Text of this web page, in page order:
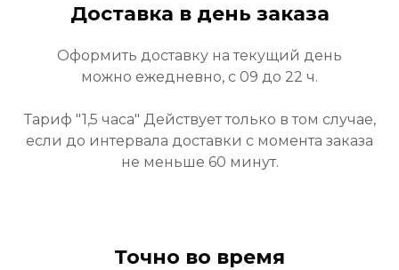
Доставка в день заказа
Оформить доставку на текущий день
можно ежедневно, с 09 до 22 ч.
Тариф "1,5 часа" Действует только в том случае,
если до интервала доставки с момента заказа
не меньше 60 минут.
Точно во время